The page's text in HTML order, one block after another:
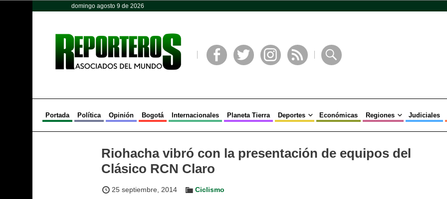
domingo agosto 9 de 2026
Portada Política Opinión Bogotá Internacionales Planeta Tierra Deportes Económicas Regiones Judiciales
Riohacha vibró con la presentación de equipos del
Clásico RCN Claro
25 septiembre, 2014 Ciclismo
Opinión Política